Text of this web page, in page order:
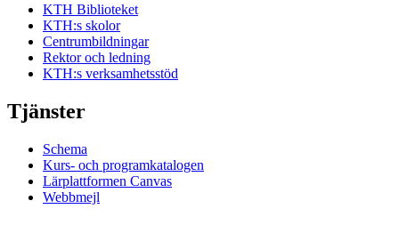
KTH Biblioteket
KTH:s skolor
Centrumbildningar
Rektor och ledning
KTH:s verksamhetsstöd
Tjänster
Schema
Kurs- och programkatalogen
Lärplattformen Canvas
Webbmejl